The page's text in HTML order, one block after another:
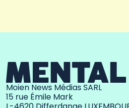
Moien News Médias SARL
15 rue Émile Mark